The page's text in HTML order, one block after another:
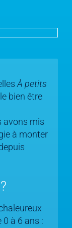
À petits
bien être
avons mis
à monter
à 6 ans :